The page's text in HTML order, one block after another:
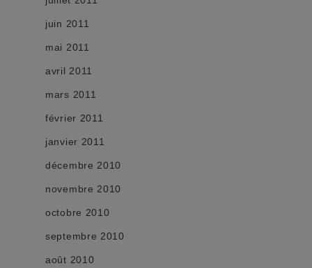
juin 2011
mai 2011
avril 2011
mars 2011
février 2011
janvier 2011
décembre 2010
novembre 2010
octobre 2010
septembre 2010
août 2010